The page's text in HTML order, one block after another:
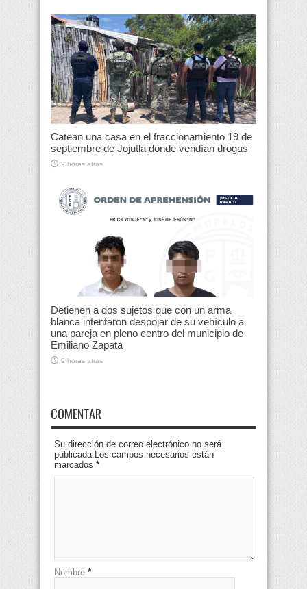
Catean una casa en el fraccionamiento 19 de
septiembre de Jojutla donde vendían drogas
9 horas atras
Detienen a dos sujetos que con un arma
blanca intentaron despojar de su vehículo a
una pareja en pleno centro del municipio de
Emiliano Zapata
9 horas atras
COMENTAR
Su dirección de correo electrónico no será
publicada.Los campos necesarios están
marcados *
Nombre *